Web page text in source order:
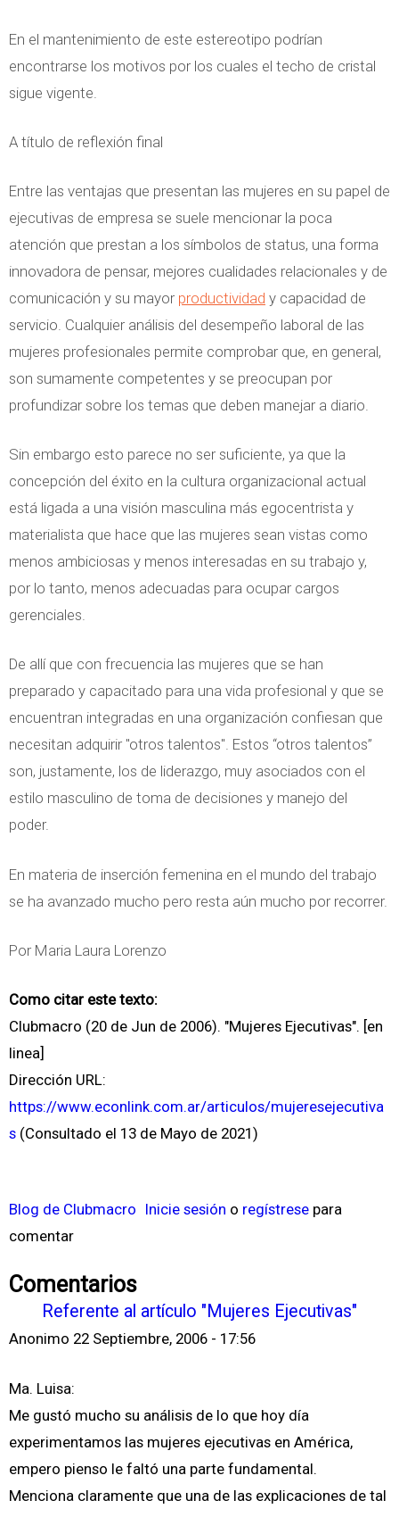
En el mantenimiento de este estereotipo podrían
encontrarse los motivos por los cuales el techo de cristal
sigue vigente.
A título de reflexión final
Entre las ventajas que presentan las mujeres en su papel de
ejecutivas de empresa se suele mencionar la poca
atención que prestan a los símbolos de status, una forma
innovadora de pensar, mejores cualidades relacionales y de
comunicación y su mayor productividad y capacidad de
servicio. Cualquier análisis del desempeño laboral de las
mujeres profesionales permite comprobar que, en general,
son sumamente competentes y se preocupan por
profundizar sobre los temas que deben manejar a diario.
Sin embargo esto parece no ser suficiente, ya que la
concepción del éxito en la cultura organizacional actual
está ligada a una visión masculina más egocentrista y
materialista que hace que las mujeres sean vistas como
menos ambiciosas y menos interesadas en su trabajo y,
por lo tanto, menos adecuadas para ocupar cargos
gerenciales.
De allí que con frecuencia las mujeres que se han
preparado y capacitado para una vida profesional y que se
encuentran integradas en una organización confiesan que
necesitan adquirir "otros talentos". Estos “otros talentos”
son, justamente, los de liderazgo, muy asociados con el
estilo masculino de toma de decisiones y manejo del
poder.
En materia de inserción femenina en el mundo del trabajo
se ha avanzado mucho pero resta aún mucho por recorrer.
Por Maria Laura Lorenzo
Como citar este texto:
Clubmacro (20 de Jun de 2006). "Mujeres Ejecutivas". [en
linea]
Dirección URL:
https://www.econlink.com.ar/articulos/mujeresejecutiva
s (Consultado el 13 de Mayo de 2021)
Blog de Clubmacro Inicie sesión o regístrese para
comentar
Comentarios
Referente al artículo "Mujeres Ejecutivas"
Anonimo 22 Septiembre, 2006 - 17:56
Ma. Luisa:
Me gustó mucho su análisis de lo que hoy día
experimentamos las mujeres ejecutivas en América,
empero pienso le faltó una parte fundamental.
Menciona claramente que una de las explicaciones de tal